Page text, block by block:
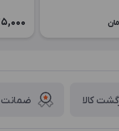
کالا ضمانت